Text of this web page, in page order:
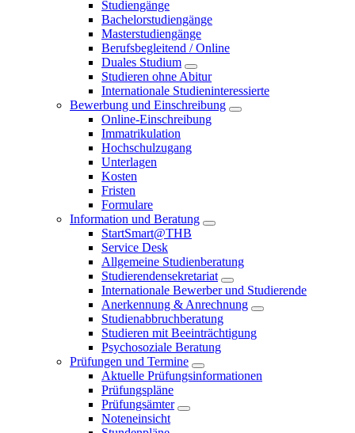
Studiengänge
Bachelorstudiengänge
Masterstudiengänge
Berufsbegleitend / Online
Duales Studium
Studieren ohne Abitur
Internationale Studieninteressierte
Bewerbung und Einschreibung
Online-Einschreibung
Immatrikulation
Hochschulzugang
Unterlagen
Kosten
Fristen
Formulare
Information und Beratung
StartSmart@THB
Service Desk
Allgemeine Studienberatung
Studierendensekretariat
Internationale Bewerber und Studierende
Anerkennung & Anrechnung
Studienabbruchberatung
Studieren mit Beeinträchtigung
Psychosoziale Beratung
Prüfungen und Termine
Aktuelle Prüfungsinformationen
Prüfungspläne
Prüfungsämter
Noteneinsicht